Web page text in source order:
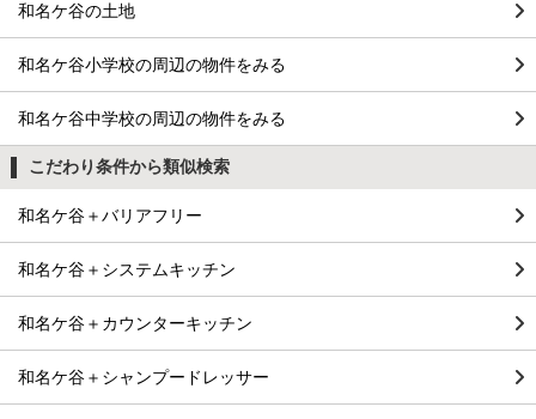
和名ケ谷の土地
和名ケ谷小学校の周辺の物件をみる
和名ケ谷中学校の周辺の物件をみる
こだわり条件から類似検索
和名ケ谷＋バリアフリー
和名ケ谷＋システムキッチン
和名ケ谷＋カウンターキッチン
和名ケ谷＋シャンプードレッサー